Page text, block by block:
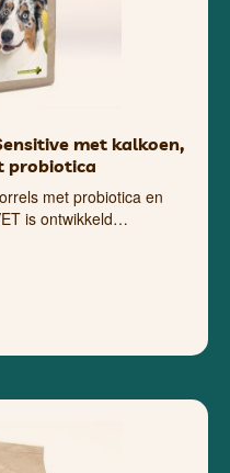
met kalkoen,
probiotica
met probiotica en
is ontwikkeld…